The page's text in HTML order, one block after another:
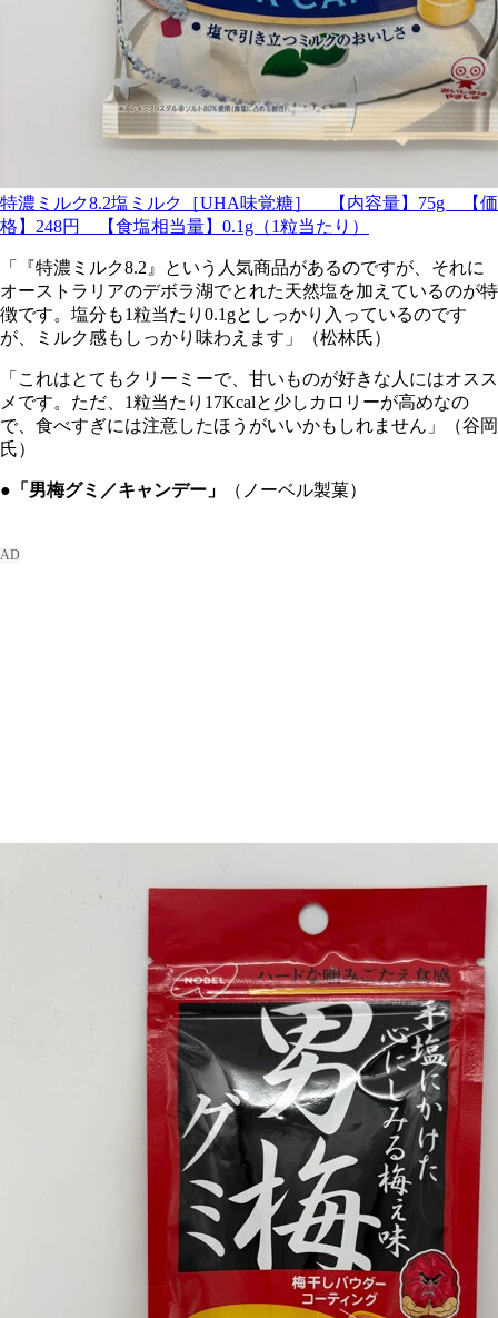
特濃ミルク8.2塩ミルク［UHA味覚糖］ 【内容量】75g 【価
格】248円 【食塩相当量】0.1g（1粒当たり）
「『特濃ミルク8.2』という人気商品があるのですが、それに
オーストラリアのデボラ湖でとれた天然塩を加えているのが特
徴です。塩分も1粒当たり0.1gとしっかり入っているのです
が、ミルク感もしっかり味わえます」（松林氏）
「これはとてもクリーミーで、甘いものが好きな人にはオスス
メです。ただ、1粒当たり17Kcalと少しカロリーが高めなの
で、食べすぎには注意したほうがいいかもしれません」（谷岡
氏）
●「男梅グミ／キャンデー」 （ノーベル製菓）